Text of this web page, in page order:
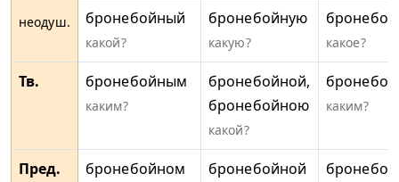
неодуш. бронебойный
какой?
бронебойную
какую? какое?
Тв. бронебойным
каким?
бронебойной,
бронебойною
какой?
каким?
Пред. бронебойном бронебойной